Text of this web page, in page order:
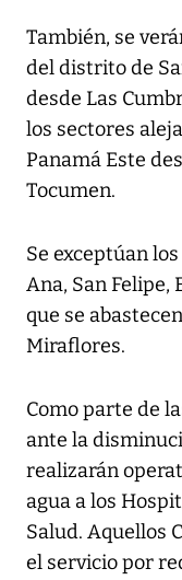
También, se
del distrito de
desde Las
los sectores
Panamá Este
Tocumen.
Se exceptúan
Ana, San Felipe,
que se
Miraflores.
Como parte de
ante la
realizarán
agua a los
Salud. Aquellos
el servicio por